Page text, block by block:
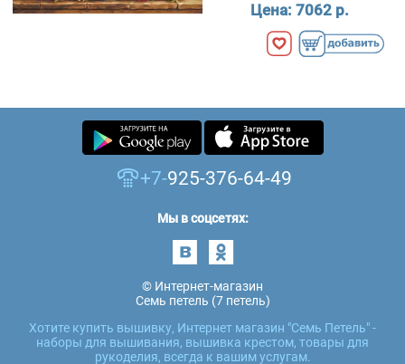
Цена: 7062 р.
+7-925-376-64-49
Мы в соцсетях:
© Интернет-магазин
Семь петель (7 петель)
Хотите купить вышивку, Интернет магазин "Семь Петель" -
наборы для вышивания, вышивка крестом, товары для
рукоделия, всегда к вашим услугам.